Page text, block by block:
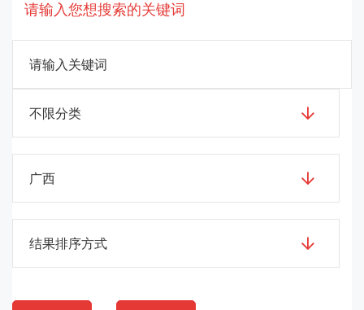
请输入您想搜索的关键词
不限分类
广西
结果排序方式